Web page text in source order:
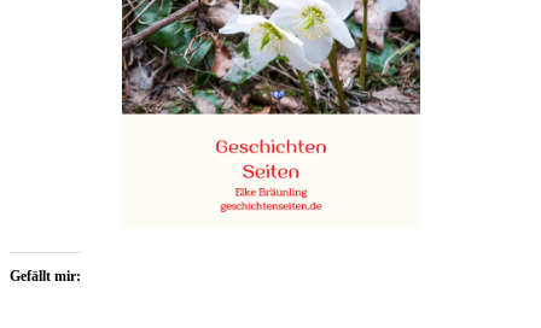
Gefällt mir: